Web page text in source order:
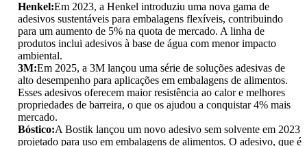
Henkel:Em 2023, a Henkel introduziu uma nova gama de
adesivos sustentáveis ​​para embalagens flexíveis, contribuindo
para um aumento de 5% na quota de mercado. A linha de
produtos inclui adesivos à base de água com menor impacto
ambiental.
3M:Em 2025, a 3M lançou uma série de soluções adesivas de
alto desempenho para aplicações em embalagens de alimentos.
Esses adesivos oferecem maior resistência ao calor e melhores
propriedades de barreira, o que os ajudou a conquistar 4% mais
mercado.
Bóstico:A Bostik lançou um novo adesivo sem solvente em 2023
projetado para uso em embalagens de alimentos. O adesivo, que é